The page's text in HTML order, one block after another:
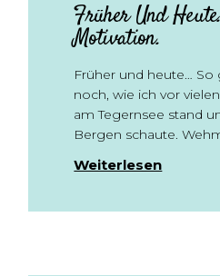
Früher Und
Motivation.
Früher und heute… So
noch, wie ich vor
am Tegernsee stand
Bergen schaute.
Weiterlesen